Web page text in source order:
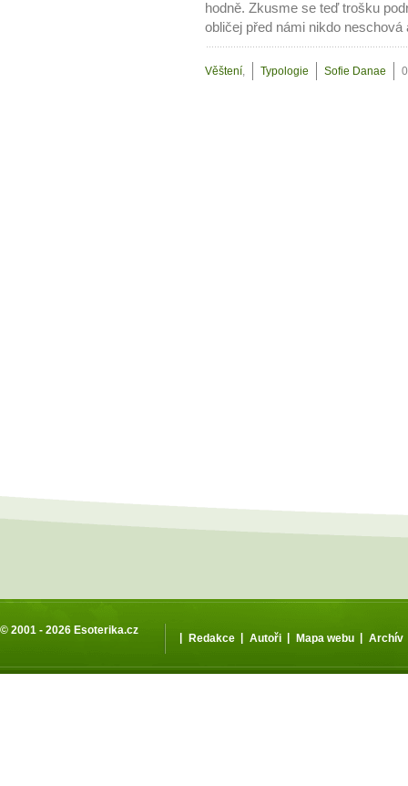
hodně. Zkusme se teď trošku
obličej před námi nikdo neschová
Věštení, Typologie Sofie Danae
© 2001 - 2026 Esoterika.cz
| Redakce | Autoři | Mapa webu | Archív